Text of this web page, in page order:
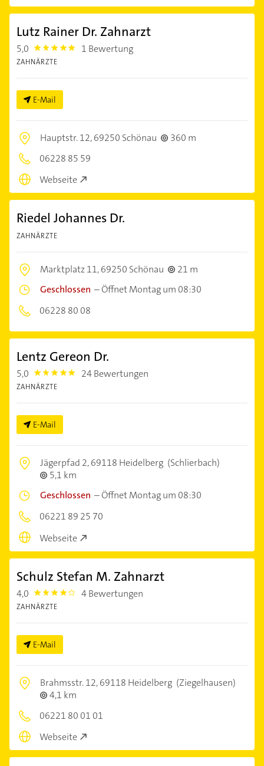
Lutz Rainer Dr. Zahnarzt
5,0 5.0 1 Bewertung
ZAHNÄRZTE
E-Mail
Hauptstr. 12,69250 Schönau
360 m
06228 85 59
Webseite
Riedel Johannes Dr.
ZAHNÄRZTE
Marktplatz 11,69250 Schönau
21 m
Geschlossen –Öffnet Montag um 08:30
06228 80 08
Lentz Gereon Dr.
5,0 5.0 24 Bewertungen
ZAHNÄRZTE
E-Mail
Jägerpfad 2,69118 Heidelberg (Schlierbach)
5,1 km
Geschlossen –Öffnet Montag um 08:30
06221 89 25 70
Webseite
Schulz Stefan M. Zahnarzt
4,0 4.0 4 Bewertungen
ZAHNÄRZTE
E-Mail
Brahmsstr. 12,69118 Heidelberg (Ziegelhausen)
4,1 km
06221 80 01 01
Webseite